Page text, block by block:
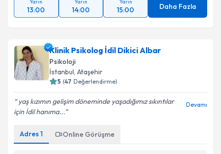
Yarın
13:00
Yarın
14:00
Yarın
15:00 Daha Fazla
Klinik Psikolog İdil Dikici Albar
Psikoloji
İstanbul, Ataşehir
5 (47 Değerlendirme)
yaş kızımın gelişim döneminde yaşadığımız sıkıntılar
için İdil hanıma...
Devamı
Adres 1 Online Görüşme